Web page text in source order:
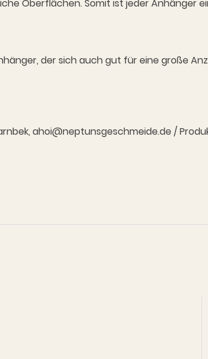
Oberflächen. Somit ist jeder Anhänger
der sich auch gut für eine große
ahoi@neptunsgeschmeide.de /